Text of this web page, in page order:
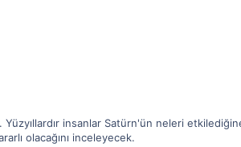
insanlar Satürn'ün neleri
olacağını inceleyecek.